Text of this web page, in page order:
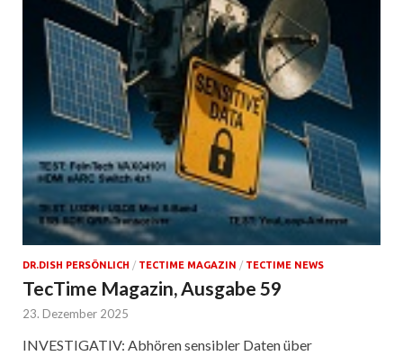
DR.DISH PERSÖNLICH / TECTIME MAGAZIN / TECTIME NEWS
TecTime Magazin, Ausgabe 59
23. Dezember 2025
INVESTIGATIV: Abhören sensibler Daten über